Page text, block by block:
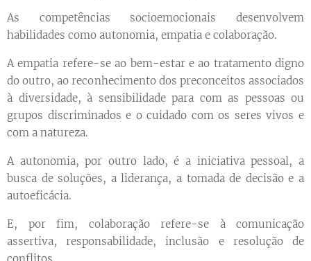
As competências socioemocionais desenvolvem
habilidades como autonomia, empatia e colaboração.
A empatia refere-se ao bem-estar e ao tratamento digno
do outro, ao reconhecimento dos preconceitos associados
à diversidade, à sensibilidade para com as pessoas ou
grupos discriminados e o cuidado com os seres vivos e
com a natureza.
A autonomia, por outro lado, é a iniciativa pessoal, a
busca de soluções, a liderança, a tomada de decisão e a
autoeficácia.
E, por fim, colaboração refere-se à comunicação
assertiva, responsabilidade, inclusão e resolução de